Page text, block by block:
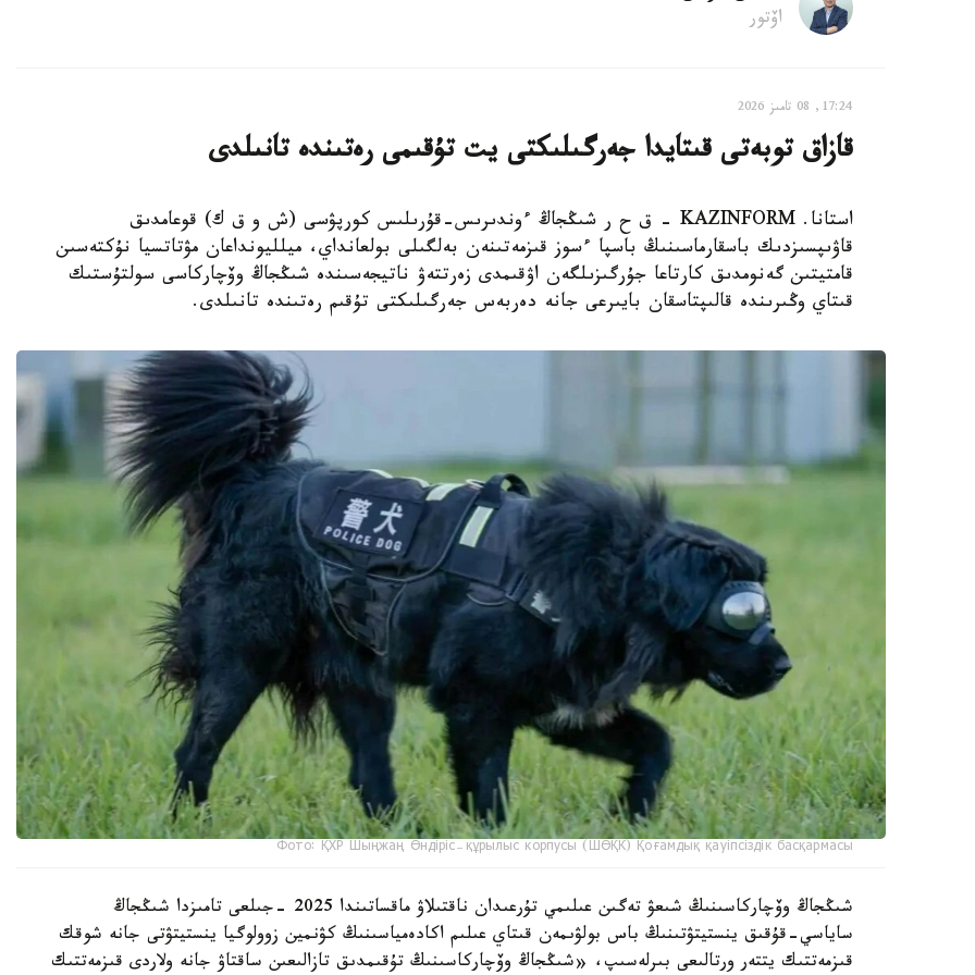
اۆتور
17:24, 08 تامىز 2026
قازاق توبەتى قىتايدا جەرگىلىكتى يت تۇقىمى رەتىندە تانىلدى
استانا. KAZINFORM – ق ح ر شىڭجاڭ ءوندىرىس-قۇرىلىس كورپۋسى (ش و ق ك) قوعامدىق
قاۋىپسىزدىك باسقارماسىنىڭ باسپا ءسوز قىزمەتىنەن بەلگىلى بولعانداي، ميلليونداعان مۋتاتسيا نۇكتەسىن
قامتيتىن گەنومدىق كارتاعا جۇرگىزىلگەن اۋقىمدى زەرتتەۋ ناتيجەسىندە شىڭجاڭ وۆچاركاسى سولتۇستىك
قىتاي وڭىرىندە قالىپتاسقان بايىرعى جانە دەربەس جەرگىلىكتى تۇقىم رەتىندە تانىلدى.
Фото: ҚХР Шыңжаң Өндіріс-құрылыс корпусы (ШӨҚК) Қоғамдық қауіпсіздік басқармасы
شىڭجاڭ وۆچاركاسىنىڭ شىعۋ تەگىن عىلىمي تۇرعىدان ناقتىلاۋ ماقساتىندا 2025 -جىلعى تامىزدا شىڭجاڭ
ساياسي-قۇقىق ينستيتۋتىنىڭ باس بولۋىمەن قىتاي عىلىم اكادەمياسىنىڭ كۋنمين زوولوگيا ينستيتۋتى جانە شوقك
قىزمەتتىك يتتەر ورتالىعى بىرلەسىپ، «شىڭجاڭ وۆچاركاسىنىڭ تۇقىمدىق تازالىعىن ساقتاۋ جانە ولاردى قىزمەتتىك